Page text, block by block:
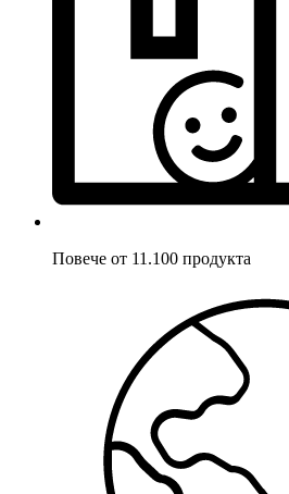
Повече от 11.100 продукта